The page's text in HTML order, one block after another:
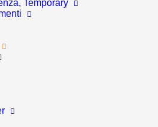
Temporary
questa occasione speciale
fondamentale su cui
interno all’impresa